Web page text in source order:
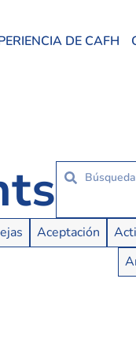
DE CAFH
Aceptación